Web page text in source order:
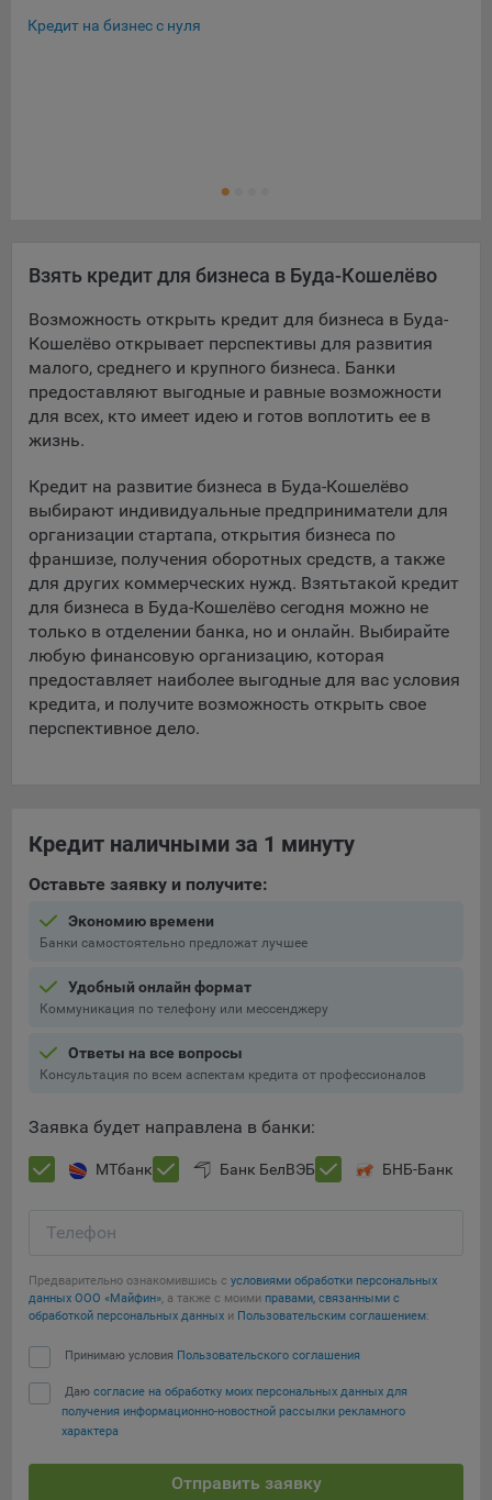
Кредит на бизнес с нуля
Взять кредит для бизнеса в Буда-Кошелёво
Возможность открыть кредит для бизнеса в Буда-
Кошелёво открывает перспективы для развития
малого, среднего и крупного бизнеса. Банки
предоставляют выгодные и равные возможности
для всех, кто имеет идею и готов воплотить ее в
жизнь.
Кредит на развитие бизнеса в Буда-Кошелёво
выбирают индивидуальные предприниматели для
организации стартапа, открытия бизнеса по
франшизе, получения оборотных средств, а также
для других коммерческих нужд. Взятьтакой кредит
для бизнеса в Буда-Кошелёво сегодня можно не
только в отделении банка, но и онлайн. Выбирайте
любую финансовую организацию, которая
предоставляет наиболее выгодные для вас условия
кредита, и получите возможность открыть свое
перспективное дело.
Кредит наличными за 1 минуту
Оставьте заявку и получите:
Экономию времени
Банки самостоятельно предложат лучшее
Удобный онлайн формат
Коммуникация по телефону или мессенджеру
Ответы на все вопросы
Консультация по всем аспектам кредита от профессионалов
Заявка будет направлена в банки:
МТбанк Банк БелВЭБ БНБ-Банк
Телефон
Предварительно ознакомившись с условиями обработки персональных
данных ООО «Майфин», а также с моими правами, связанными с
обработкой персональных данных и Пользовательским соглашением:
Принимаю условия Пользовательского соглашения
Даю согласие на обработку моих персональных данных для
получения информационно-новостной рассылки рекламного
характера
Отправить заявку